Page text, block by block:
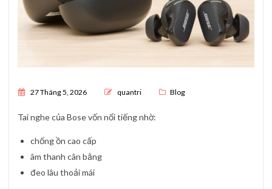
Posted on
27 Tháng 5, 2026 quantri Blog
Tai nghe của Bosevốn nổi tiếng nhờ:
chống ồn cao cấp
âm thanh cân bằng
đeo lâu thoải mái